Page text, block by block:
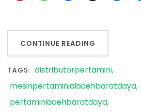
CONTINUE READING
TAGS: distributorpertamini
mesinpertaminidiacehbaratdaya
pertaminiacehbaratdaya